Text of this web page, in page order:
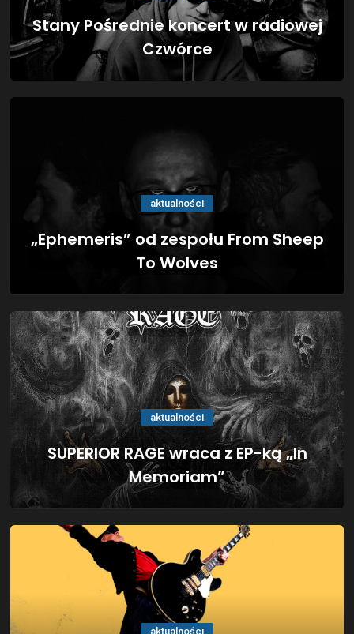
Stany Pośrednie koncert w radiowej
Czwórce
aktualności
„Ephemeris” od zespołu From Sheep
To Wolves
aktualności
SUPERIOR RAGE wraca z EP-ką „In
Memoriam”
aktualności